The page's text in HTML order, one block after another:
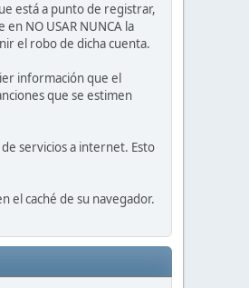
está a punto de registrar,
NO USAR NUNCA la
el robo de dicha cuenta.
información que el
que se estimen
servicios a internet. Esto
el caché de su navegador.